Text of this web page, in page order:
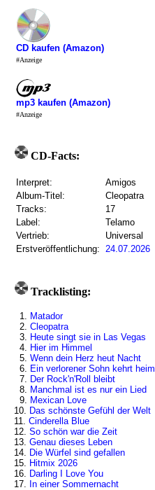
CD kaufen (Amazon)
#Anzeige
mp3 kaufen (Amazon)
#Anzeige
CD-Facts:
Interpret:
Amigos
Album-Titel:
Cleopatra
Tracks:
17
Label:
Telamo
Vertrieb:
Universal
Erstveröffentlichung: 24.07.2026
Tracklisting:
1. Matador
2. Cleopatra
3. Heute singt sie in Las Vegas
4. Hier im Himmel
5. Wenn dein Herz heut Nacht
6. Ein verlorener Sohn kehrt heim
7. Der Rock'n'Roll bleibt
8. Manchmal ist es nur ein Lied
9. Mexican Love
10. Das schönste Gefühl der Welt
11. Cinderella Blue
12. So schön war die Zeit
13. Genau dieses Leben
14. Die Würfel sind gefallen
15. Hitmix 2026
16. Darling I Love You
17. In einer Sommernacht